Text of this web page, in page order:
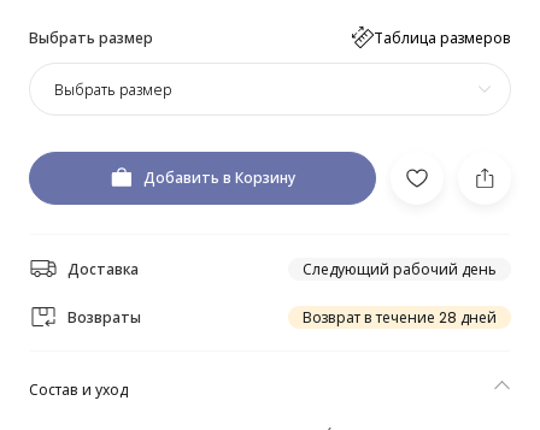
Выбрать размер Таблица размеров
Выбрать размер
Добавить в Корзину
Доставка Следующий рабочий день
Возвраты Возврат в течение 28 дней
Состав и уход